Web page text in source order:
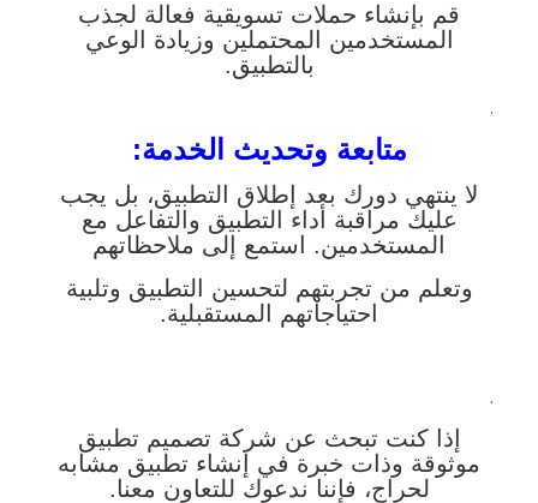
قم بإنشاء حملات تسويقية فعالة لجذب
المستخدمين المحتملين وزيادة الوعي
بالتطبيق.
.
متابعة وتحديث الخدمة:
لا ينتهي دورك بعد إطلاق التطبيق، بل يجب
عليك مراقبة أداء التطبيق والتفاعل مع
المستخدمين. استمع إلى ملاحظاتهم
وتعلم من تجربتهم لتحسين التطبيق وتلبية
احتياجاتهم المستقبلية.
.
إذا كنت تبحث عن شركة تصميم تطبيق
موثوقة وذات خبرة في إنشاء تطبيق مشابه
لحراج، فإننا ندعوك للتعاون معنا.